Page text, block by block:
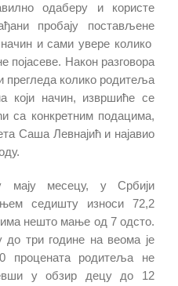
одаберу и користе
пробају постављене
и сами увере колико
појасеве. Након разговора
прегледа колико родитеља
који начин, извршиће се
са конкретним подацима,
Саша Левнајић и најавио
мају месецу, у Србији
седишту износи 72,2
нешто мање од 7 одсто.
три године на веома је
процената родитеља не
у обзир децу до 12